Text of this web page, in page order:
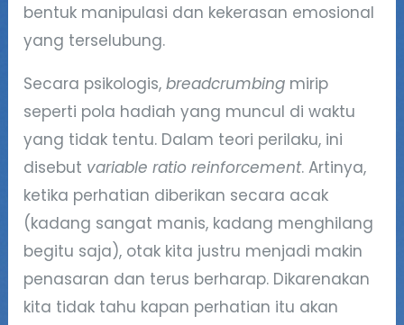
bentuk manipulasi dan kekerasan emosional
yang terselubung.
Secara psikologis,breadcrumbing mirip
seperti pola hadiah yang muncul di waktu
yang tidak tentu. Dalam teori perilaku, ini
disebut variable ratio reinforcement. Artinya,
ketika perhatian diberikan secara acak
(kadang sangat manis, kadang menghilang
begitu saja), otak kita justru menjadi makin
penasaran dan terus berharap. Dikarenakan
kita tidak tahu kapan perhatian itu akan